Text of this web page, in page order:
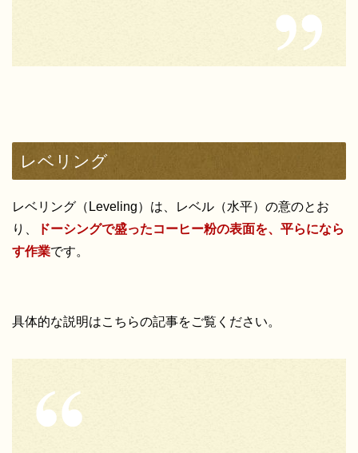
レベリング
レベリング（Leveling）は、レベル（水平）の意のとお
り、
ドーシングで盛ったコーヒー粉の表面を、平らになら
す作業です。
具体的な説明はこちらの記事をご覧ください。